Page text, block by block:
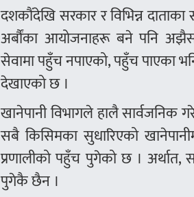
दशकौंदेखि सरकार र विभिन्न
अर्बौंका आयोजनाहरू बने पनि
सेवामा पहुँच नपाएको, पहुँच पाएका
देखाएको छ ।
खानेपानी विभागले हालै सार्वजनिक
सबै किसिमका सुधारिएको
प्रणालीको पहुँच पुगेको छ । अर्थात,
पुगेकै छैन ।